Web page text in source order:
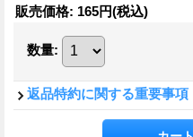
販売価格: 165円(税込)
数量:
返品特約に関する重要事項